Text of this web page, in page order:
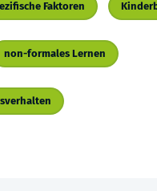
Faktoren
non-formales Lernen